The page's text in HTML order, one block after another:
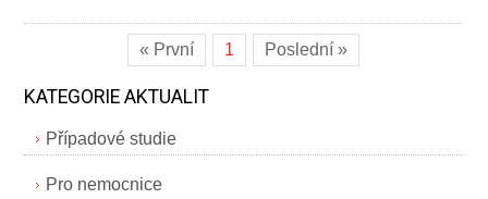
« První 1 Poslední »
KATEGORIE AKTUALIT
Případové studie
Pro nemocnice